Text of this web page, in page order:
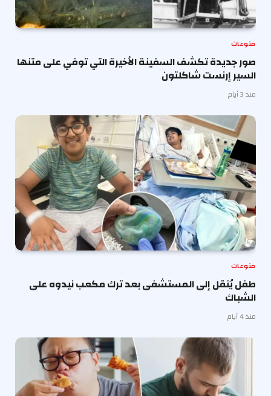
منوعات
صور جديدة تكشف السفينة الأخيرة التي توفي على متنها
السير إرنست شاكلتون
منذ 3 أيام
منوعات
طفل يُنقل إلى المستشفى بعد ترك مكعب نيدوه على
الشباك
منذ 4 أيام